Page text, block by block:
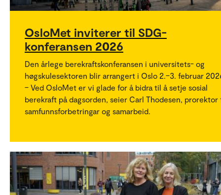
OsloMet inviterer til SDG-
konferansen 2026
Den årlege berekraftskonferansen i universitets- og
høgskulesektoren blir arrangert i Oslo 2.–3. februar
– Ved OsloMet er vi glade for å bidra til å setje sosial
berekraft på dagsorden, seier Carl Thodesen, prorektor
samfunnsforbetringar og samarbeid.